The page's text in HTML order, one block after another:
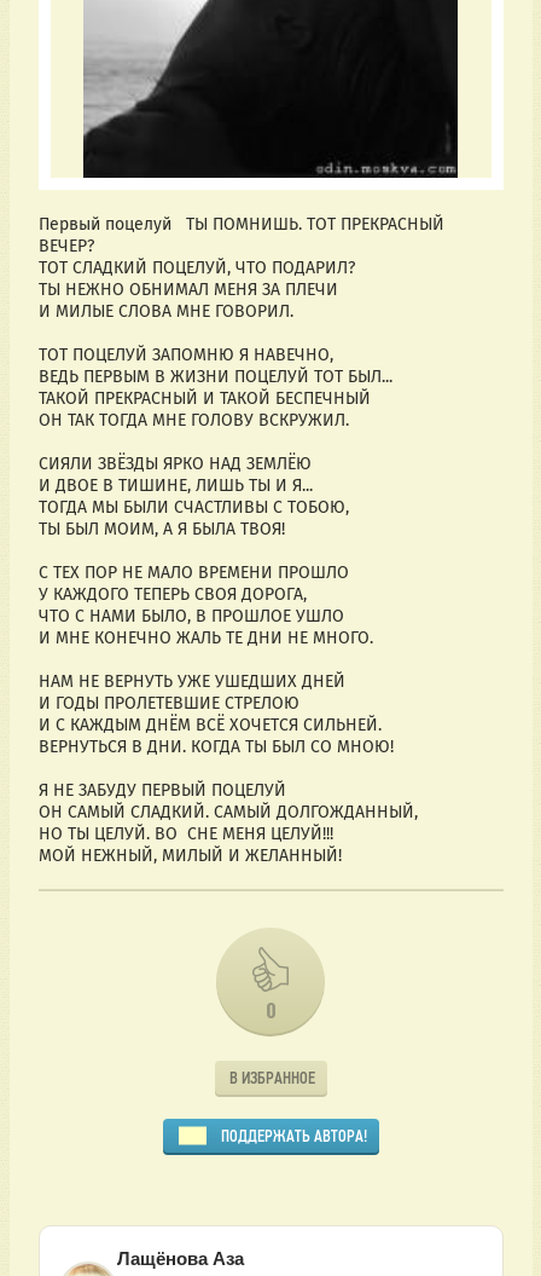
Первый поцелуй ТЫ ПОМНИШЬ. ТОТ ПРЕКРАСНЫЙ
ВЕЧЕР?
ТОТ СЛАДКИЙ ПОЦЕЛУЙ, ЧТО ПОДАРИЛ?
ТЫ НЕЖНО ОБНИМАЛ МЕНЯ ЗА ПЛЕЧИ
И МИЛЫЕ СЛОВА МНЕ ГОВОРИЛ.
ТОТ ПОЦЕЛУЙ ЗАПОМНЮ Я НАВЕЧНО,
ВЕДЬ ПЕРВЫМ В ЖИЗНИ ПОЦЕЛУЙ ТОТ БЫЛ...
ТАКОЙ ПРЕКРАСНЫЙ И ТАКОЙ БЕСПЕЧНЫЙ
ОН ТАК ТОГДА МНЕ ГОЛОВУ ВСКРУЖИЛ.
СИЯЛИ ЗВЁЗДЫ ЯРКО НАД ЗЕМЛЁЮ
И ДВОЕ В ТИШИНЕ, ЛИШЬ ТЫ И Я...
ТОГДА МЫ БЫЛИ СЧАСТЛИВЫ С ТОБОЮ,
ТЫ БЫЛ МОИМ, А Я БЫЛА ТВОЯ!
С ТЕХ ПОР НЕ МАЛО ВРЕМЕНИ ПРОШЛО
У КАЖДОГО ТЕПЕРЬ СВОЯ ДОРОГА,
ЧТО С НАМИ БЫЛО, В ПРОШЛОЕ УШЛО
И МНЕ КОНЕЧНО ЖАЛЬ ТЕ ДНИ НЕ МНОГО.
НАМ НЕ ВЕРНУТЬ УЖЕ УШЕДШИХ ДНЕЙ
И ГОДЫ ПРОЛЕТЕВШИЕ СТРЕЛОЮ
И С КАЖДЫМ ДНЁМ ВСЁ ХОЧЕТСЯ СИЛЬНЕЙ.
ВЕРНУТЬСЯ В ДНИ. КОГДА ТЫ БЫЛ СО МНОЮ!
Я НЕ ЗАБУДУ ПЕРВЫЙ ПОЦЕЛУЙ
ОН САМЫЙ СЛАДКИЙ. САМЫЙ ДОЛГОЖДАННЫЙ,
НО ТЫ ЦЕЛУЙ. ВО СНЕ МЕНЯ ЦЕЛУЙ!!!
МОЙ НЕЖНЫЙ, МИЛЫЙ И ЖЕЛАННЫЙ!
0
В ИЗБРАННОЕ
ПОДДЕРЖАТЬ АВТОРА!
Лащёнова Аза